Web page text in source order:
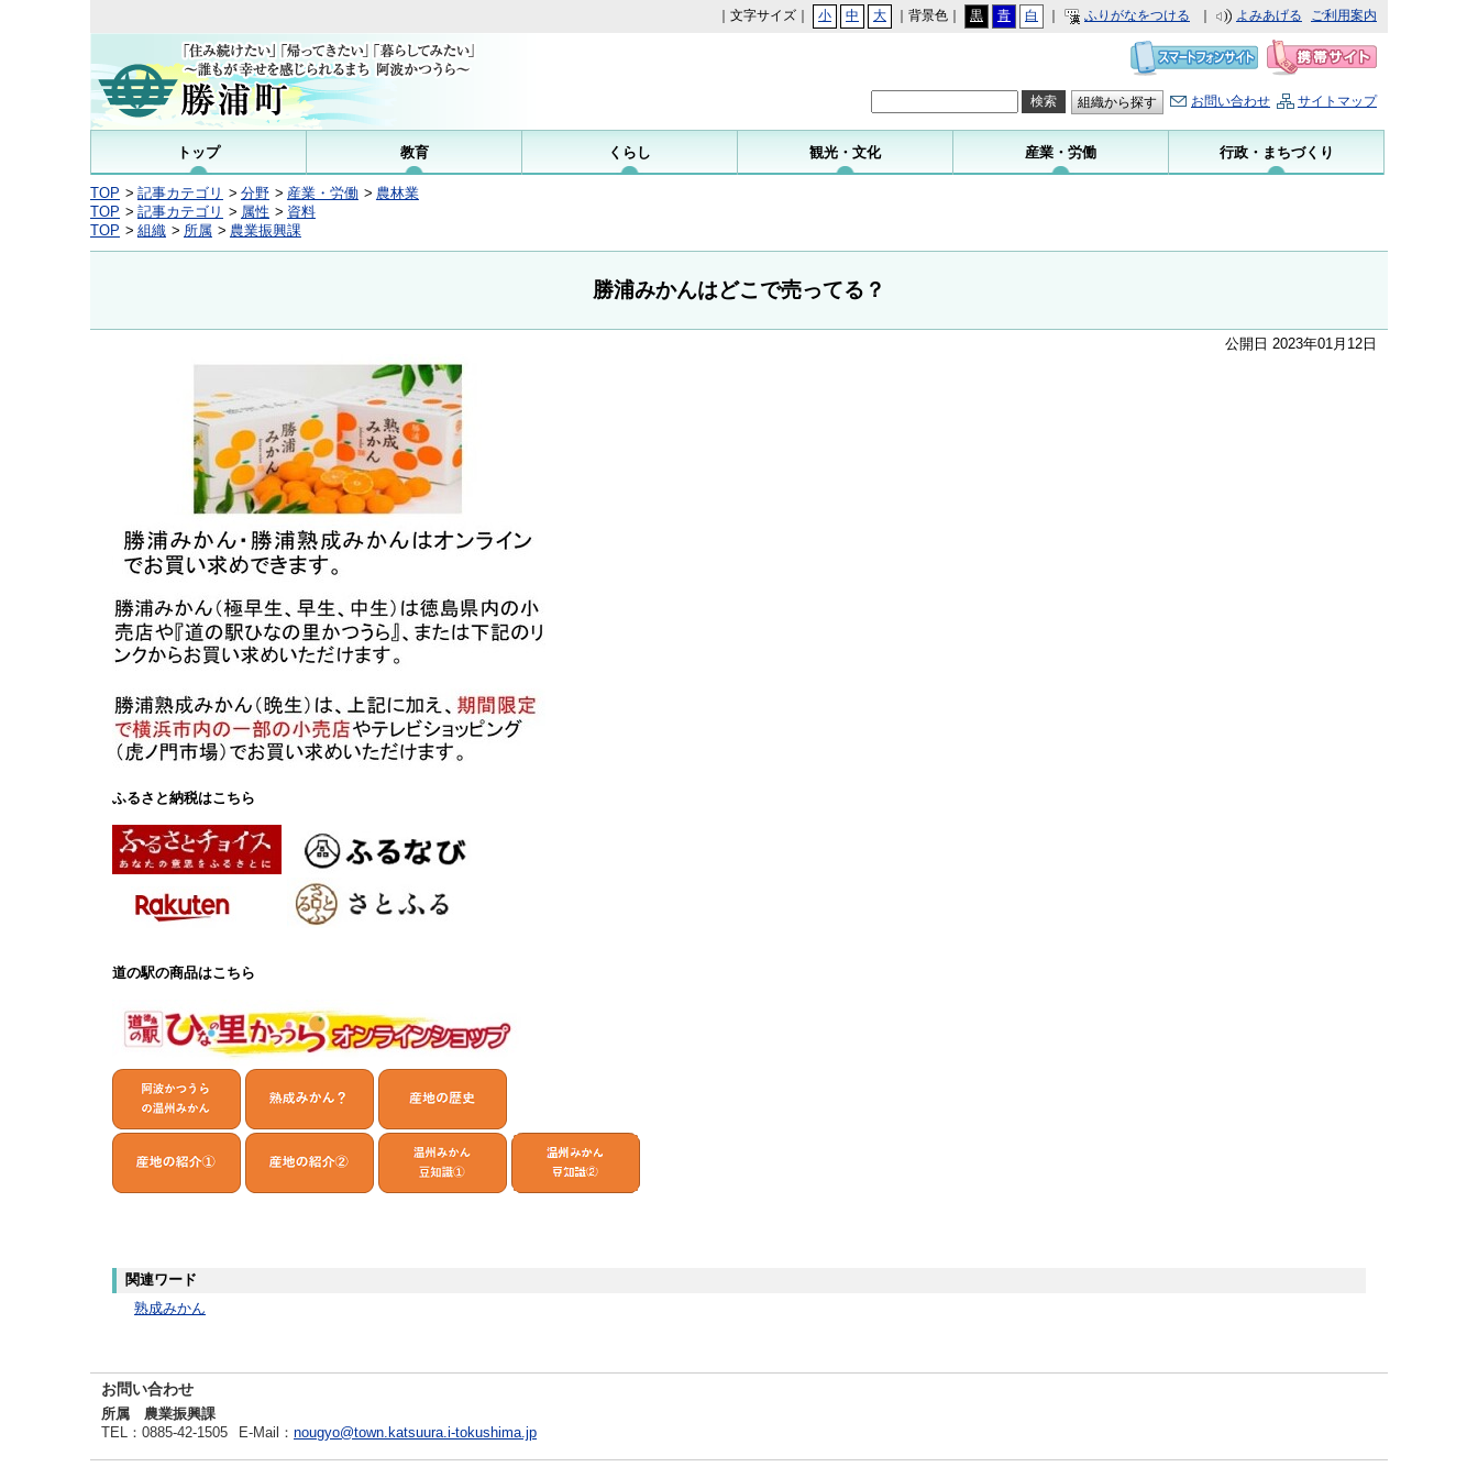
｜文字サイズ｜ 小 中 大 ｜背景色｜ 黒 青 白 ふりがなをつける よみあげる ご利用案内
組織から探す お問い合わせ サイトマップ
トップ 教育 くらし 観光・文化 産業・労働 行政・まちづくり
TOP 記事カテゴリ 分野 産業・労働
農林業
TOP
記事カテゴリ 属性
資料
TOP
組織 所属 農業振興課
勝浦みかんはどこで売ってる？
公開日 2023年01月12日
ふるさと納税はこちら
道の駅の商品はこちら
関連ワード
熟成みかん
お問い合わせ
所属 農業振興課
TEL ：0885-42-1505 E-Mail ： nougyo@town.katsuura.i-tokushima.jp